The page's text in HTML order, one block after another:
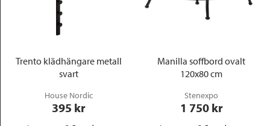
Trento klädhängare metall
svart
House Nordic
395 kr
Manilla soffbord ovalt
120x80 cm
Stenexpo
1 750 kr